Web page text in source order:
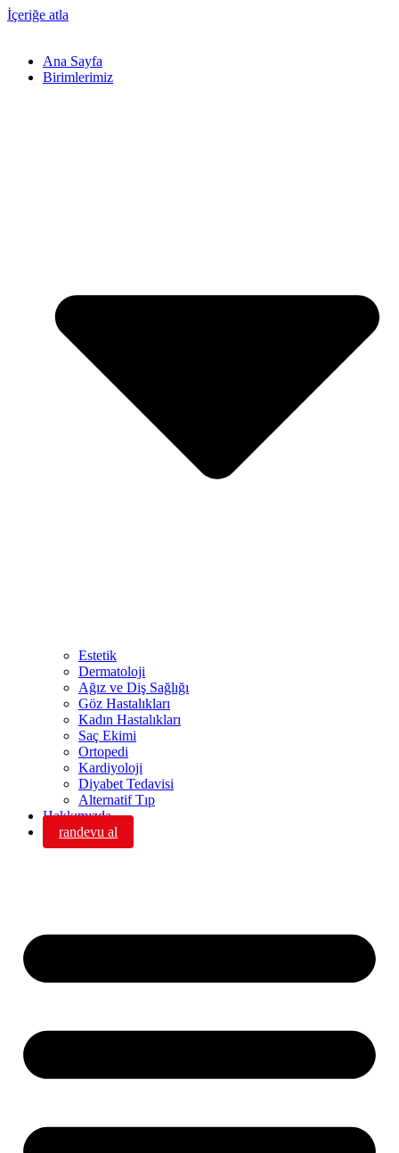
İçeriğe atla
Ana Sayfa
Birimlerimiz
Estetik
Dermatoloji
Ağız ve Diş Sağlığı
Göz Hastalıkları
Kadın Hastalıkları
Saç Ekimi
Ortopedi
Kardiyoloji
Diyabet Tedavisi
Alternatif Tıp
Hakkımızda
randevu al